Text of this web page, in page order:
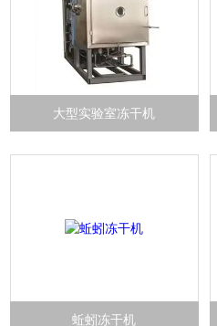
大型实验室冻干机
蚯蚓冻干机